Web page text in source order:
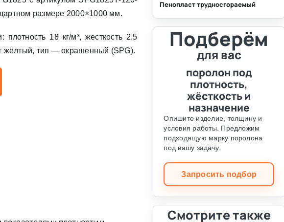
размере 2000×1000 мм.
плотность 18 кг/м³, жесткость 2.5
жёлтый, тип — окрашенный (SPG).
Пенопласт трудносгораемый
Подберём
для вас
поролон под
плотность,
жёсткость и
назначение
Опишите изделие, толщину и
условия работы. Предложим
подходящую марку поролона
под вашу задачу.
Запросить подбор
Смотрите также